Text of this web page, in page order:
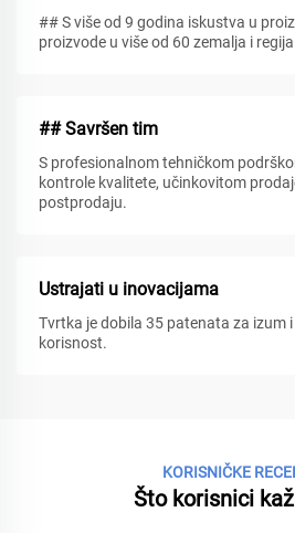
## S više od 9 godina iskustva u
proizvode u više od 60 zemalja i
## Savršen tim
S profesionalnom tehničkom
kontrole kvalitete, učinkovitom
postprodaju.
Ustrajati u inovacijama
Tvrtka je dobila 35 patenata za izum
korisnost.
KORISNIČKE
Što korisnici